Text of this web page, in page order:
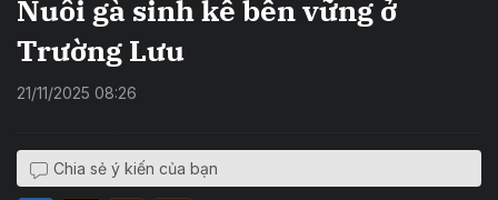
Nuôi gà sinh kế bền vững ở
Trường Lưu
21/11/2025 08:26
Chia sẻ ý kiến của bạn